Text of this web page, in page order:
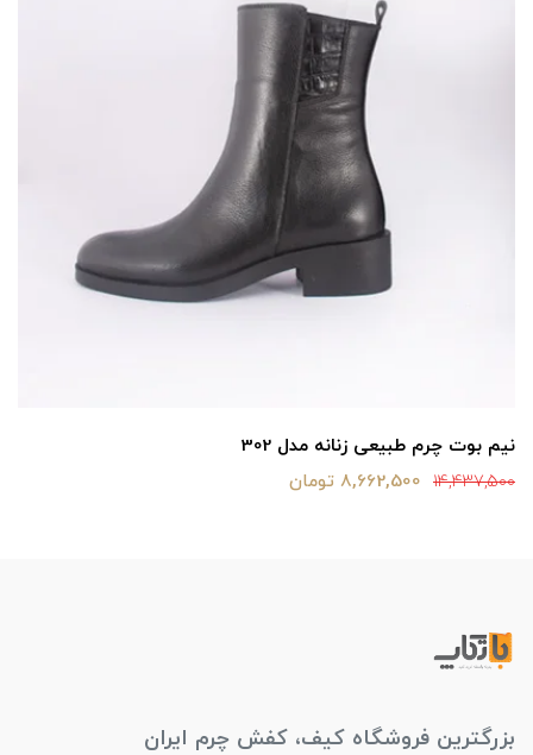
نیم بوت چرم طبیعی زنانه مدل 302
14,437,500 8,662,500 تومان
بزرگترین فروشگاه کیف، کفش چرم ایران